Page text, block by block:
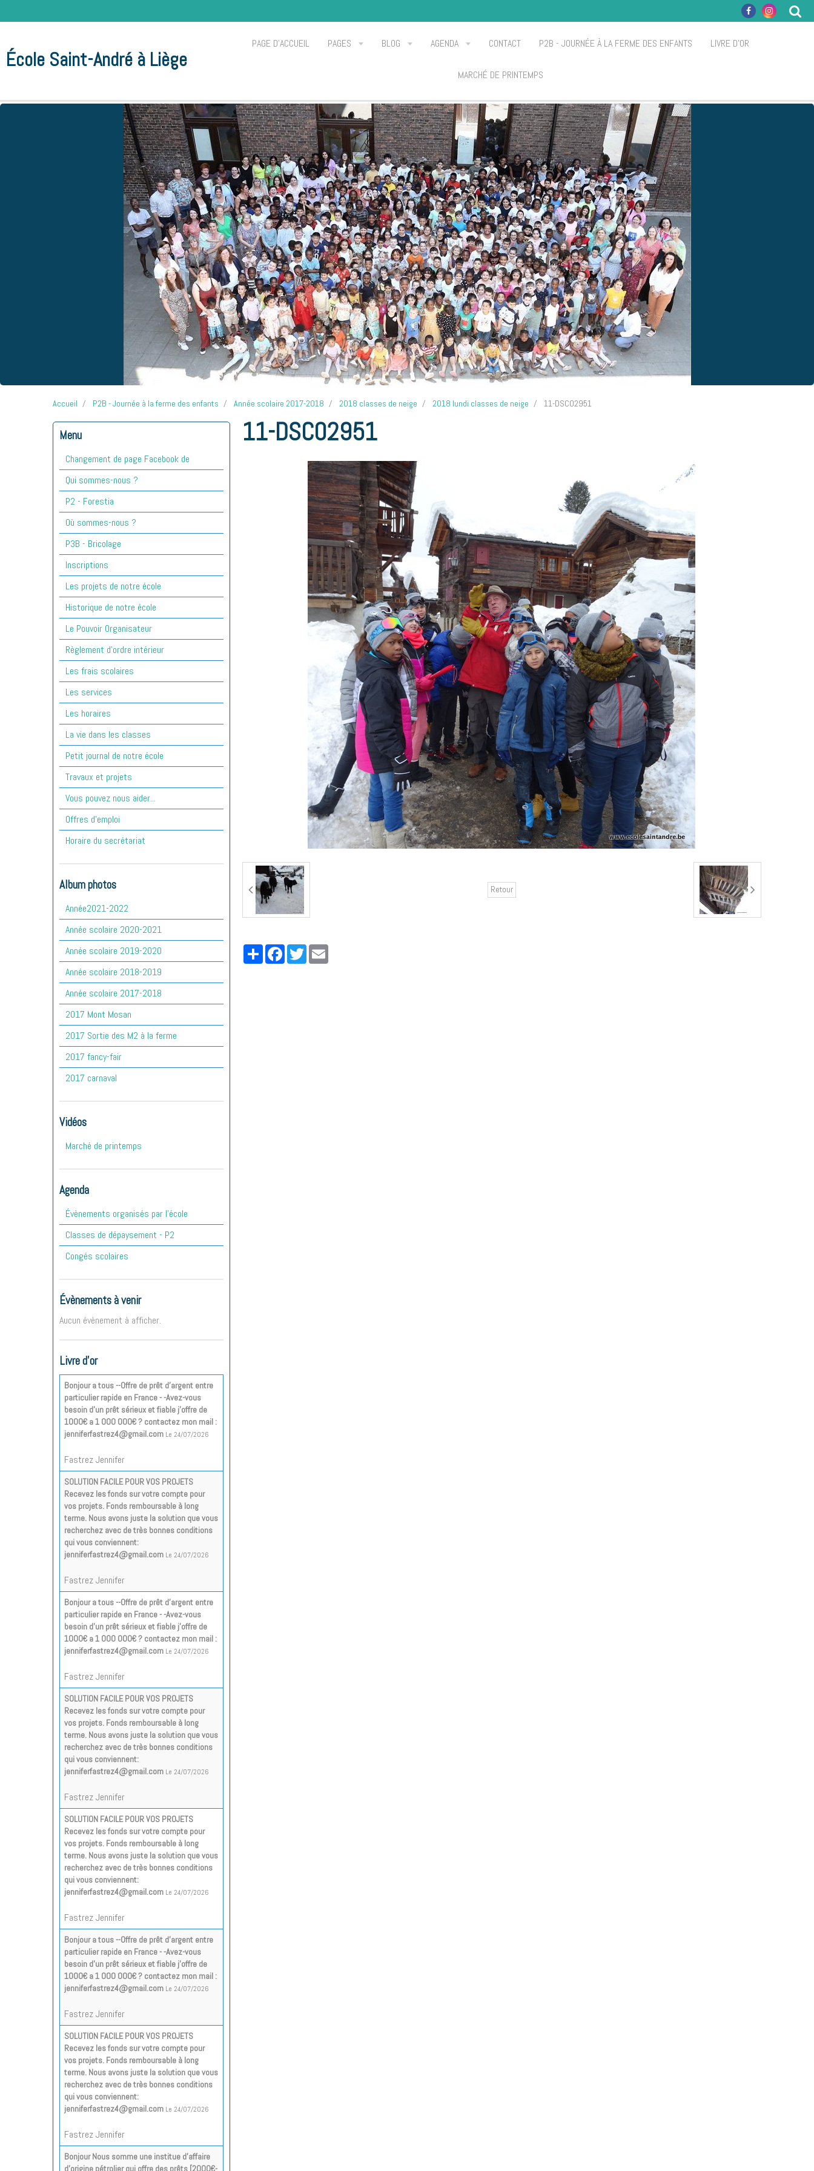
École Saint-André à Liège
PAGE D'ACCUEIL PAGES BLOG AGENDA CONTACT P2B - JOURNÉE À LA FERME DES ENFANTS LIVRE D'OR
MARCHÉ DE PRINTEMPS
Accueil P2B - Journée à la ferme des enfants Année scolaire 2017-2018 2018 classes de neige 2018 lundi classes de neige 11-DSC02951
11-DSC02951
Retour
PartagerFacebook
TwitterEmail
Menu
Changement de page Facebook de
Qui sommes-nous ?
P2 - Forestia
Où sommes-nous ?
P3B - Bricolage
Inscriptions
Les projets de notre école
Historique de notre école
Le Pouvoir Organisateur
Règlement d'ordre intérieur
Les frais scolaires
Les services
Les horaires
La vie dans les classes
Petit journal de notre école
Travaux et projets
Vous pouvez nous aider...
Offres d'emploi
Horaire du secrétariat
Album photos
Année2021-2022
Année scolaire 2020-2021
Année scolaire 2019-2020
Année scolaire 2018-2019
Année scolaire 2017-2018
2017 Mont Mosan
2017 Sortie des M2 à la ferme
2017 fancy-fair
2017 carnaval
Vidéos
Marché de printemps
Agenda
Évènements organisés par l'école
Classes de dépaysement - P2
Congés scolaires
Évènements à venir
Aucun évènement à afficher.
Livre d'or
Bonjour a tous --Offre de prêt d'argent entre
particulier rapide en France - -Avez-vous
besoin d'un prêt sérieux et fiable j'offre de
1000€ a 1 000 000€ ? contactez mon mail :
jenniferfastrez4@gmail.com Le 24/07/2026
Fastrez Jennifer
SOLUTION FACILE POUR VOS PROJETS
Recevez les fonds sur votre compte pour
vos projets. Fonds remboursable à long
terme. Nous avons juste la solution que vous
recherchez avec de très bonnes conditions
qui vous conviennent:
jenniferfastrez4@gmail.com Le 24/07/2026
Fastrez Jennifer
Bonjour a tous --Offre de prêt d'argent entre
particulier rapide en France - -Avez-vous
besoin d'un prêt sérieux et fiable j'offre de
1000€ a 1 000 000€ ? contactez mon mail :
jenniferfastrez4@gmail.com Le 24/07/2026
Fastrez Jennifer
SOLUTION FACILE POUR VOS PROJETS
Recevez les fonds sur votre compte pour
vos projets. Fonds remboursable à long
terme. Nous avons juste la solution que vous
recherchez avec de très bonnes conditions
qui vous conviennent:
jenniferfastrez4@gmail.com Le 24/07/2026
Fastrez Jennifer
SOLUTION FACILE POUR VOS PROJETS
Recevez les fonds sur votre compte pour
vos projets. Fonds remboursable à long
terme. Nous avons juste la solution que vous
recherchez avec de très bonnes conditions
qui vous conviennent:
jenniferfastrez4@gmail.com Le 24/07/2026
Fastrez Jennifer
Bonjour a tous --Offre de prêt d'argent entre
particulier rapide en France - -Avez-vous
besoin d'un prêt sérieux et fiable j'offre de
1000€ a 1 000 000€ ? contactez mon mail :
jenniferfastrez4@gmail.com Le 24/07/2026
Fastrez Jennifer
SOLUTION FACILE POUR VOS PROJETS
Recevez les fonds sur votre compte pour
vos projets. Fonds remboursable à long
terme. Nous avons juste la solution que vous
recherchez avec de très bonnes conditions
qui vous conviennent:
jenniferfastrez4@gmail.com Le 24/07/2026
Fastrez Jennifer
Bonjour Nous somme une institue d’affaire
d’origine pétrolier qui offre des prêts [2000€-